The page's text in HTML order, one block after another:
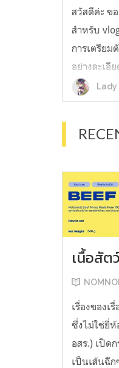
สวัสดีค่ะ ข
สำหรับ
การเตรียม
อย่างละเ
ลนจะสอบ
ข้อมูลเพิ่มเ
เนื้อสัต
เรื่องของเ
ซึ่งไม่ใช่ยี่
อสร.) เปิด
เป็นเส้นฉี